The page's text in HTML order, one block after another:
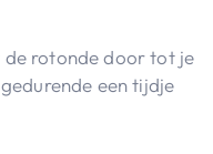
de rotonde door tot je
een tijdje